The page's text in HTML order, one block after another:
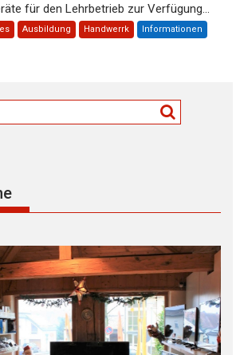
für den Lehrbetrieb zur Verfügung...
Ausbildung Handwerrk Informationen